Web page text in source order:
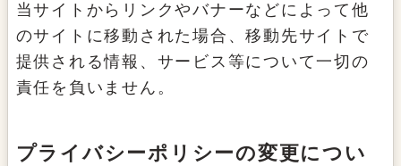
当サイトからリンクやバナーなどによって他
のサイトに移動された場合、移動先サイトで
提供される情報、サービス等について一切の
責任を負いません。
プライバシーポリシーの変更につい